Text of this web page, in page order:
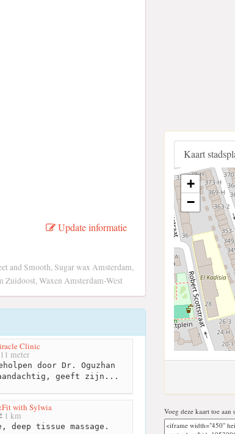
Update informatie
and Smooth, Sugar wax Amsterdam,
Zuidoost, Waxen Amsterdam-West
Clinic
meter
door Dr. Oguzhan
geeft zijn...
with Sylwia
1 km
deep tissue massage.
Kaart
+
−
Voeg deze kaart toe aan